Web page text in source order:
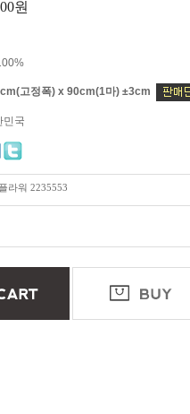
원
고정폭) x 90cm(1마) ±3cm
민국
라워 2235553